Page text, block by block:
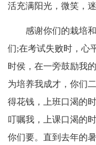
活充满阳光，微笑，
感谢你们的栽培
们;在考试失败时，心
时侯，在一旁鼓励我
为培养我成才，你们
得花钱，上班口渴的
叮嘱我，上课口渴的
你们要。直到去年的